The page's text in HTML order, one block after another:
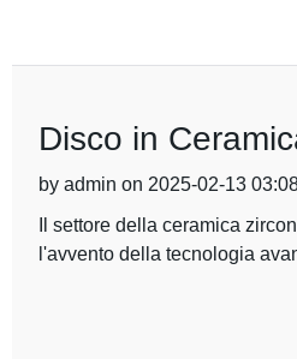
Disco in
by admin on 2025-02-13
Il settore della ceramica
l'avvento della tecnologia